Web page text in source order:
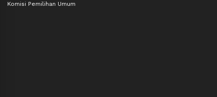
Komisi Pemilihan Umum